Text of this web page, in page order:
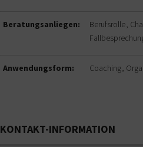
Beratungsanliegen: Berufsrolle
Anwendungsform: Coaching
KONTAKT-INFORMATION